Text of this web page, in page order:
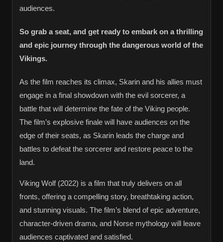
audiences.
So grab a seat, and get ready to embark on a thrilling
and epic journey through the dangerous world of the
Vikings.
As the film reaches its climax, Skarin and his allies must
engage in a final showdown with the evil sorcerer, a
battle that will determine the fate of the Viking people.
The film’s explosive finale will have audiences on the
edge of their seats, as Skarin leads the charge and
battles to defeat the sorcerer and restore peace to the
land.
Viking Wolf (2022) is a film that truly delivers on all
fronts, offering a compelling story, breathtaking action,
and stunning visuals. The film’s blend of epic adventure,
character-driven drama, and Norse mythology will leave
audiences captivated and satisfied.